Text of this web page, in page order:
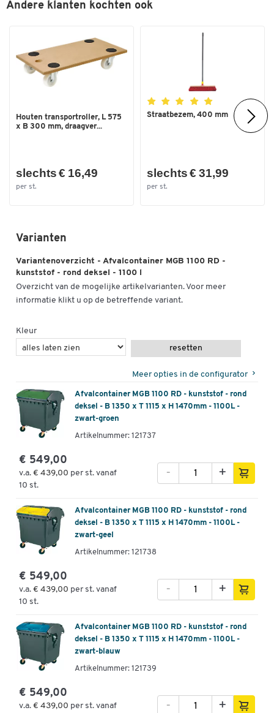
Andere klanten kochten ook
Houten transportroller, L 575
x B 300 mm, draagver...
slechts € 16,49
per st.
Straatbezem, 400 mm
slechts € 31,99
per st.
Varianten
Variantenoverzicht - Afvalcontainer MGB 1100 RD -
kunststof - rond deksel - 1100 l
Overzicht van de mogelijke artikelvarianten. Voor meer
informatie klikt u op de betreffende variant.
Kleur
resetten
Meer opties in de configurator
Afvalcontainer MGB 1100 RD - kunststof - rond
deksel - B 1350 x T 1115 x H 1470mm - 1100L -
zwart-groen
Artikelnummer: 121737
€ 549,00
v.a. € 439,00 per st. vanaf
10 st.
+
-
Afvalcontainer MGB 1100 RD - kunststof - rond
deksel - B 1350 x T 1115 x H 1470mm - 1100L -
zwart-geel
Artikelnummer: 121738
€ 549,00
v.a. € 439,00 per st. vanaf
10 st.
+
-
Afvalcontainer MGB 1100 RD - kunststof - rond
deksel - B 1350 x T 1115 x H 1470mm - 1100L -
zwart-blauw
Artikelnummer: 121739
€ 549,00
v.a. € 439,00 per st. vanaf
+
-
Dubbelklik om in te zoomen